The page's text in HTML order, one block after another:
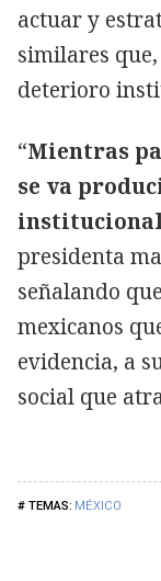
MÉXICO
actuar y
similares
deterioro
“Mientras
se va
presidenta
señalando
mexicanos
evidencia, a
social que